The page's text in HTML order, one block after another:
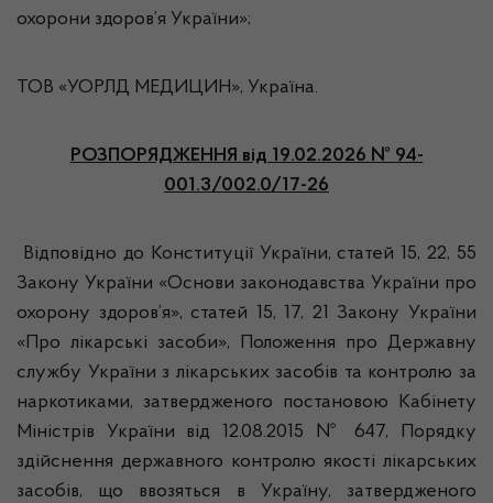
охорони здоров’я України»;
ТОВ «УОРЛД МЕДИЦИН», Україна.
РОЗПОРЯДЖЕННЯ від 19.02.2026 № 94-
001.3/002.0/17-26
Відповідно до Конституції України, статей 15, 22, 55
Закону України «Основи законодавства України про
охорону здоров’я», статей 15, 17, 21 Закону України
«Про лікарські засоби», Положення про Державну
службу України з лікарських засобів та контролю за
наркотиками, затвердженого постановою Кабінету
Міністрів України від 12.08.2015 № 647, Порядку
здійснення державного контролю якості лікарських
засобів, що ввозяться в Україну, затвердженого